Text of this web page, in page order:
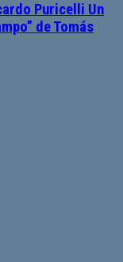
Puricelli Un
de Tomás